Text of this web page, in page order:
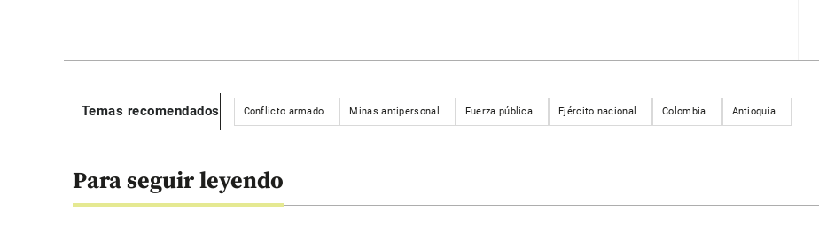
Temas recomendados Conflicto armado Minas antipersonal Fuerza pública Ejército nacional Colombia Antioquia
Para seguir leyendo